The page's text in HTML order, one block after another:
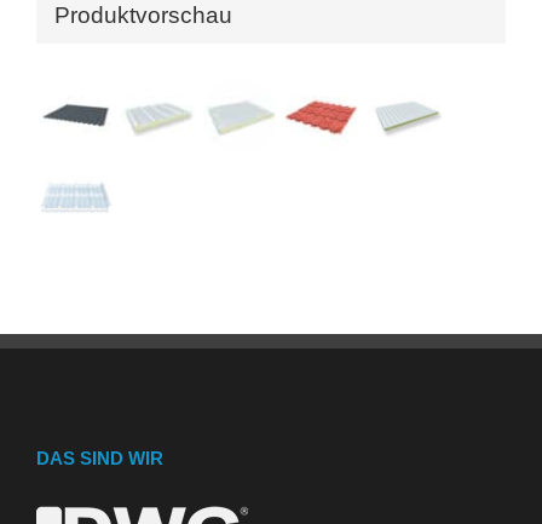
Produktvorschau
DAS SIND WIR